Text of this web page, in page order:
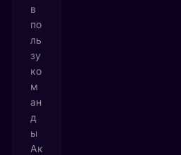
в
по
ль
зу
ко
м
ан
д
ы
Ак